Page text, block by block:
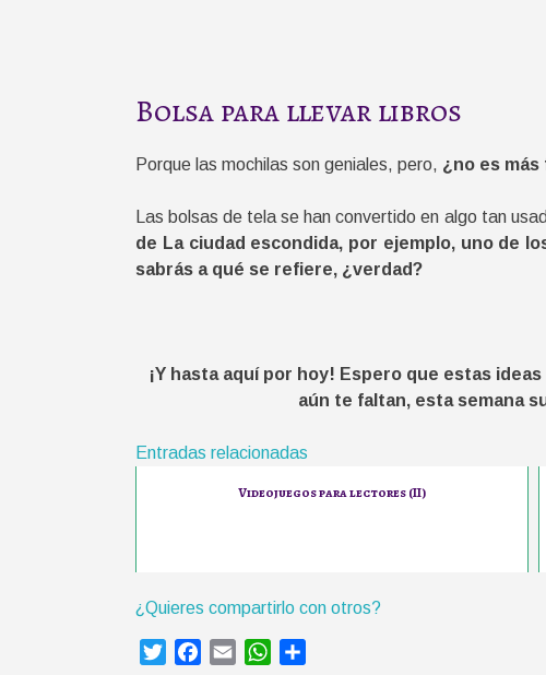
Bolsa para llevar libros
Porque las mochilas son geniales, pero, ¿no es
Las bolsas de tela se han convertido en algo tan
de La ciudad escondida, por ejemplo, uno de
sabrás a qué se refiere, ¿verdad?
¡Y hasta aquí por hoy! Espero que estas
aún te faltan, esta semana
Entradas relacionadas
Videojuegos para lectores (II)
¿Quieres compartirlo con otros?
W